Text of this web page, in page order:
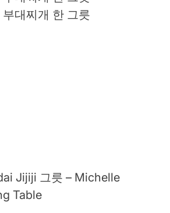
Jijiji 그릇 – Michelle
Table